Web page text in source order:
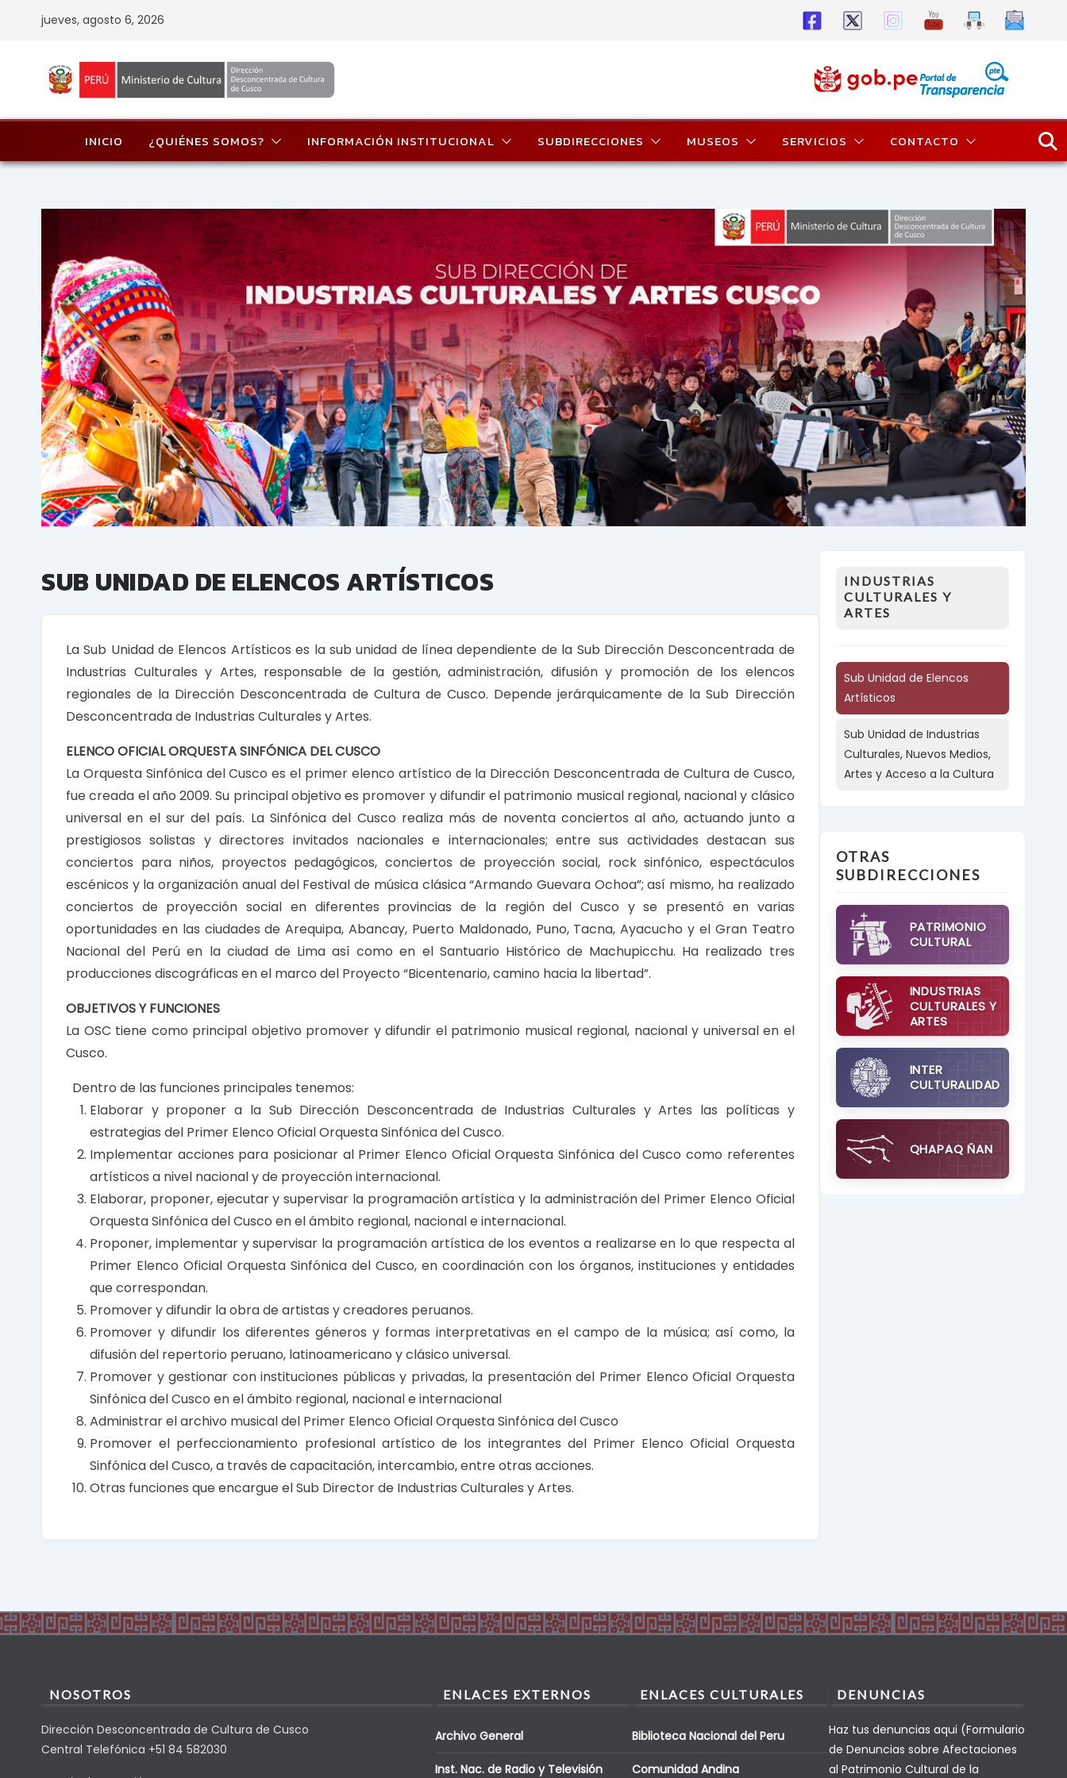
jueves, agosto 6, 2026
INICIO ¿QUIÉNES SOMOS? INFORMACIÓN INSTITUCIONAL SUBDIRECCIONES MUSEOS SERVICIOS CONTACTO
SUB UNIDAD DE ELENCOS ARTÍSTICOS
La Sub Unidad de Elencos Artísticos es la sub unidad de línea dependiente de la Sub Dirección Desconcentrada de
Industrias Culturales y Artes, responsable de la gestión, administración, difusión y promoción de los elencos
regionales de la Dirección Desconcentrada de Cultura de Cusco. Depende jerárquicamente de la Sub Dirección
Desconcentrada de Industrias Culturales y Artes.
ELENCO OFICIAL ORQUESTA SINFÓNICA DEL CUSCO
La Orquesta Sinfónica del Cusco es el primer elenco artístico de la Dirección Desconcentrada de Cultura de Cusco,
fue creada el año 2009. Su principal objetivo es promover y difundir el patrimonio musical regional, nacional y clásico
universal en el sur del país. La Sinfónica del Cusco realiza más de noventa conciertos al año, actuando junto a
prestigiosos solistas y directores invitados nacionales e internacionales; entre sus actividades destacan sus
conciertos para niños, proyectos pedagógicos, conciertos de proyección social, rock sinfónico, espectáculos
escénicos y la organización anual del Festival de música clásica “Armando Guevara Ochoa”; así mismo, ha realizado
conciertos de proyección social en diferentes provincias de la región del Cusco y se presentó en varias
oportunidades en las ciudades de Arequipa, Abancay, Puerto Maldonado, Puno, Tacna, Ayacucho y el Gran Teatro
Nacional del Perú en la ciudad de Lima así como en el Santuario Histórico de Machupicchu. Ha realizado tres
producciones discográficas en el marco del Proyecto “Bicentenario, camino hacia la libertad”.
OBJETIVOS Y FUNCIONES
La OSC tiene como principal objetivo promover y difundir el patrimonio musical regional, nacional y universal en el
Cusco.
Dentro de las funciones principales tenemos:
Elaborar y proponer a la Sub Dirección Desconcentrada de Industrias Culturales y Artes las políticas y
estrategias del Primer Elenco Oficial Orquesta Sinfónica del Cusco.
Implementar acciones para posicionar al Primer Elenco Oficial Orquesta Sinfónica del Cusco como referentes
artísticos a nivel nacional y de proyección internacional.
Elaborar, proponer, ejecutar y supervisar la programación artística y la administración del Primer Elenco Oficial
Orquesta Sinfónica del Cusco en el ámbito regional, nacional e internacional.
Proponer, implementar y supervisar la programación artística de los eventos a realizarse en lo que respecta al
Primer Elenco Oficial Orquesta Sinfónica del Cusco, en coordinación con los órganos, instituciones y entidades
que correspondan.
Promover y difundir la obra de artistas y creadores peruanos.
Promover y difundir los diferentes géneros y formas interpretativas en el campo de la música; así como, la
difusión del repertorio peruano, latinoamericano y clásico universal.
Promover y gestionar con instituciones públicas y privadas, la presentación del Primer Elenco Oficial Orquesta
Sinfónica del Cusco en el ámbito regional, nacional e internacional
Administrar el archivo musical del Primer Elenco Oficial Orquesta Sinfónica del Cusco
Promover el perfeccionamiento profesional artístico de los integrantes del Primer Elenco Oficial Orquesta
Sinfónica del Cusco, a través de capacitación, intercambio, entre otras acciones.
Otras funciones que encargue el Sub Director de Industrias Culturales y Artes.
INDUSTRIAS
CULTURALES Y
ARTES
Sub Unidad de Elencos
Artísticos
Sub Unidad de Industrias
Culturales, Nuevos Medios,
Artes y Acceso a la Cultura
OTRAS
SUBDIRECCIONES
PATRIMONIO
CULTURAL
INDUSTRIAS
CULTURALES Y
ARTES
INTER
CULTURALIDAD
QHAPAQ ÑAN
NOSOTROS
Dirección Desconcentrada de Cultura de Cusco
Central Telefónica +51 84 582030
ENLACES EXTERNOS
Archivo General
Inst. Nac. de Radio y Televisión
ENLACES CULTURALES
Biblioteca Nacional del Peru
Comunidad Andina
DENUNCIAS
Haz tus denuncias aqui (Formulario
de Denuncias sobre Afectaciones
al Patrimonio Cultural de la